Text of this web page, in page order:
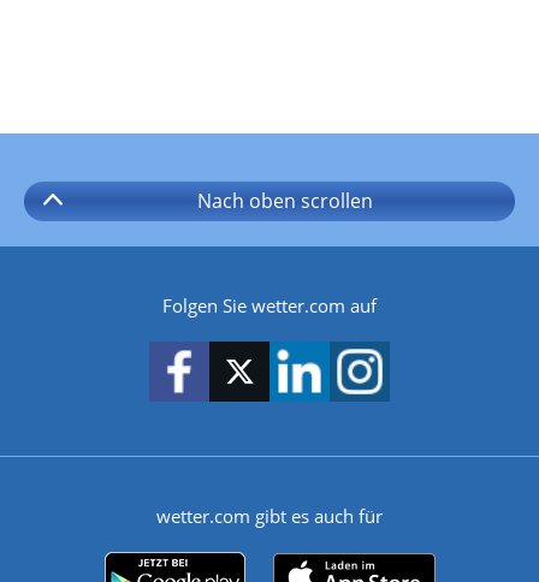
Nach oben scrollen
Folgen Sie wetter.com auf
wetter.com gibt es auch für